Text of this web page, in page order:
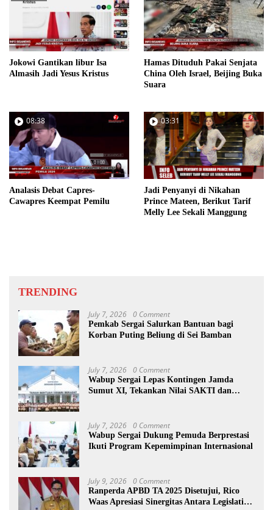
Jokowi Gantikan libur Isa
Almasih Jadi Yesus Kristus
Hamas Dituduh Pakai Senjata
China Oleh Israel, Beijing Buka
Suara
08:38
Analasis Debat Capres-
Cawapres Keempat Pemilu
03:31
Jadi Penyanyi di Nikahan
Prince Mateen, Berikut Tarif
Melly Lee Sekali Manggung
TRENDING
July 7, 2026 0 Comment
Pemkab Sergai Salurkan Bantuan bagi
Korban Puting Beliung di Sei Bamban
July 7, 2026 0 Comment
Wabup Sergai Lepas Kontingen Jamda
Sumut XI, Tekankan Nilai SAKTI dan
July 7, 2026 0 Comment
Wabup Sergai Dukung Pemuda Berprestasi
Ikuti Program Kepemimpinan Internasional
July 9, 2026 0 Comment
Ranperda APBD TA 2025 Disetujui, Rico
Waas Apresiasi Sinergitas Antara Legislatif